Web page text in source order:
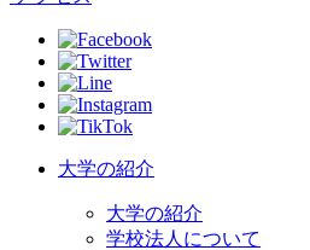
大学の紹介
大学の紹介
学校法人について